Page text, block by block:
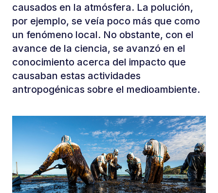
causados en la atmósfera. La polución,
por ejemplo, se veía poco más que como
un fenómeno local. No obstante, con el
avance de la ciencia, se avanzó en el
conocimiento acerca del impacto que
causaban estas actividades
antropogénicas sobre el medioambiente.